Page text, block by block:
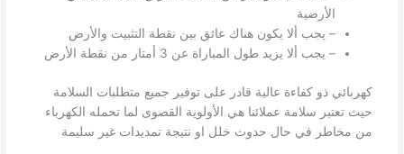
الأرضية
– يجب ألا يكون هناك عائق بين نقطة التثبيت والأرض
– يجب ألا يزيد طول المباراة عن 3 أمتار من نقطة الأرض
كهربائي ذو كفاءة عالية قادر على توفير جميع متطلبات السلامة
حيث تعتبر سلامة عملائنا هي الأولوية القصوى لما تحمله الكهرباء
من مخاطر في حال حدوث خلل او نتيجة تمديدات غير سليمة